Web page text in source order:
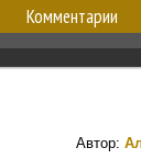
Комментарии
Автор: